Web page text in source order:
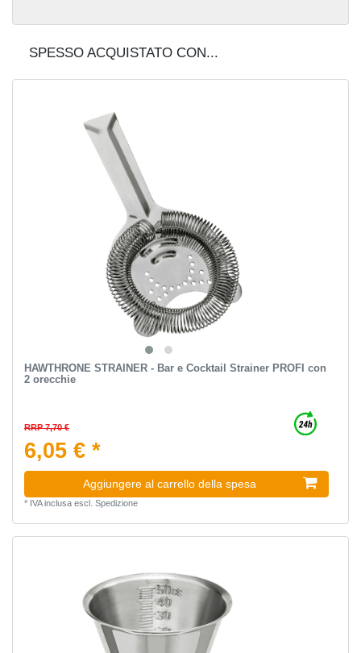
SPESSO ACQUISTATO CON...
HAWTHRONE STRAINER - Bar e Cocktail Strainer PROFI con
2 orecchie
RRP 7,70 €
6,05 € *
Aggiungere al carrello della spesa
* IVA inclusaescl. Spedizione